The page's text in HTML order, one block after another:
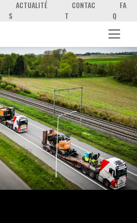
ACTUALITÉ
S
CONTAC
T
FA
Q